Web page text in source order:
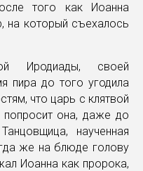
того как Иоанна
на который съехалось
Иродиады, своей
пира до того угодила
что царь с клятвой
она, даже до
наученная
же на блюде голову
Иоанна как пророка,